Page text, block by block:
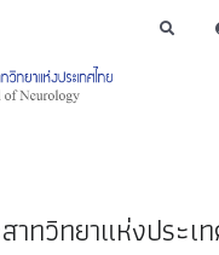
าทวิทยาแห่งประ